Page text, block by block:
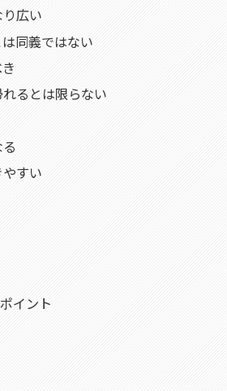
広い
同義ではない
るとは限らない
すい
イント